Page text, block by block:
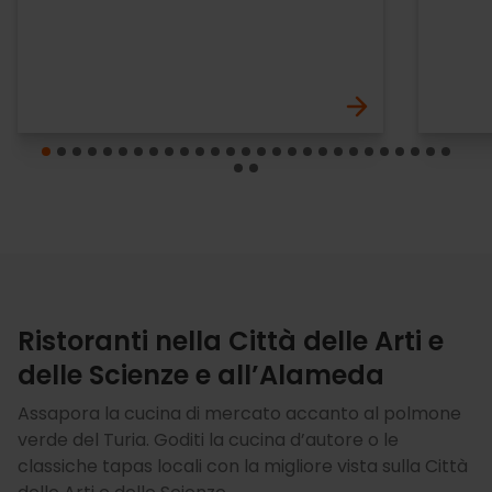
Ristoranti nella Città delle Arti e
delle Scienze e all’Alameda
Assapora la cucina di mercato accanto al polmone
verde del Turia. Goditi la cucina d’autore o le
classiche tapas locali con la migliore vista sulla Città